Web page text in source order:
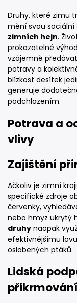
Druhy, které zimu
mění svou sociální
zimních hejn.
prokazatelné
vzájemně
potravy a
blízkost desítek
generuje
podchlazením.
Potrava a
vlivy
Zajištění
Ačkoliv je zimní
specifické zdroje
červenky,
nebo hmyz ukrytý
druhy naopak
efektivnějšímu
oslabených ptáků.
Lidská
přikrmování